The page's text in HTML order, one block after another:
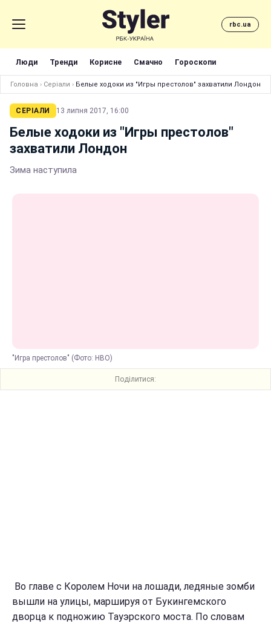
rbc.ua
Люди Тренди Корисне Смачно Гороскопи
Головна › Серіали › Белые ходоки из "Игры престолов" захватили Лондон
СЕРІАЛИ 13 липня 2017, 16:00
Белые ходоки из "Игры престолов"
захватили Лондон
Зима наступила
"Игра престолов" (Фото: HBO)
Поділитися:
Во главе с Королем Ночи на лошади, ледяные зомби
вышли на улицы, маршируя от Букингемского
дворца к подножию Тауэрского моста. По словам